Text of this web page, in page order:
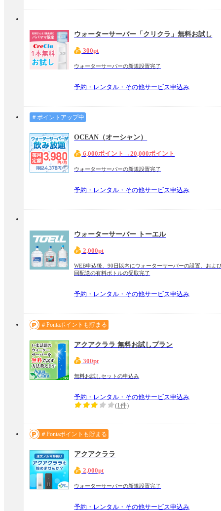
ウォーターサーバー「クリクラ」無料お試し
300pt
ウォーターサーバーの新規設置完了
予約・レンタル・その他サービス申込み
＃ポイントアップ中
OCEAN（オーシャン）
6,000ポイント→20,000ポイント
ウォーターサーバーの新規設置完了
予約・レンタル・その他サービス申込み
ウォーターサーバー トーエル
2,000pt
WEB申込後、90日以内にウォーターサーバーの設置、およ
回配送の有料ボトルの受取完了
予約・レンタル・その他サービス申込み
＃Pontaポイントも貯まる
アクアクララ 無料お試しプラン
300pt
無料お試しセットの申込み
予約・レンタル・その他サービス申込み
(1件)
＃Pontaポイントも貯まる
アクアクララ
2,000pt
ウォーターサーバーの新規設置完了
予約・レンタル・その他サービス申込み